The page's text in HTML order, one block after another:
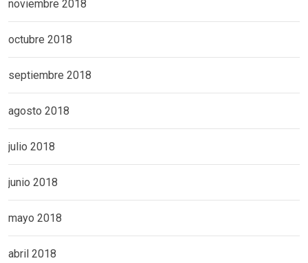
noviembre 2018
octubre 2018
septiembre 2018
agosto 2018
julio 2018
junio 2018
mayo 2018
abril 2018